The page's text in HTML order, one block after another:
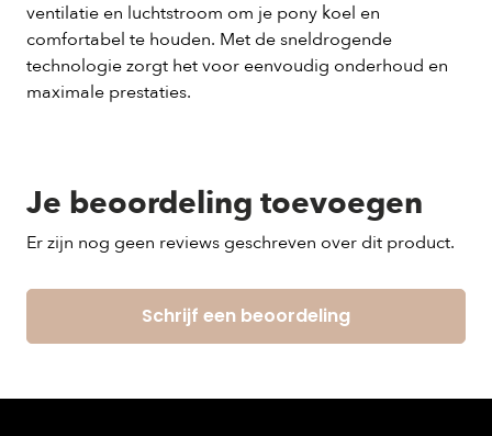
ventilatie en luchtstroom om je pony koel en
comfortabel te houden. Met de sneldrogende
technologie zorgt het voor eenvoudig onderhoud en
maximale prestaties.
Je beoordeling toevoegen
Er zijn nog geen reviews geschreven over dit product.
Schrijf een beoordeling